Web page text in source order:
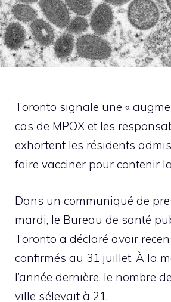
Toronto signale une «
cas de MPOX et les
exhortent les résidents
faire vacciner pour contenir
Dans un communiqué de
mardi, le Bureau de santé
Toronto a déclaré avoir
confirmés au 31 juillet. À la
l’année dernière, le nombre
ville s’élevait à 21.